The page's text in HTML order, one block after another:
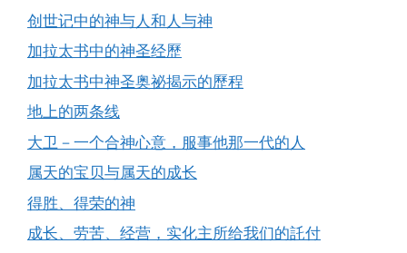
创世记中的神与人和人与神
加拉太书中的神圣经歷
加拉太书中神圣奥祕揭示的歷程
地上的两条线
大卫－一个合神心意，服事他那一代的人
属天的宝贝与属天的成长
得胜、得荣的神
成长、劳苦、经营，实化主所给我们的託付